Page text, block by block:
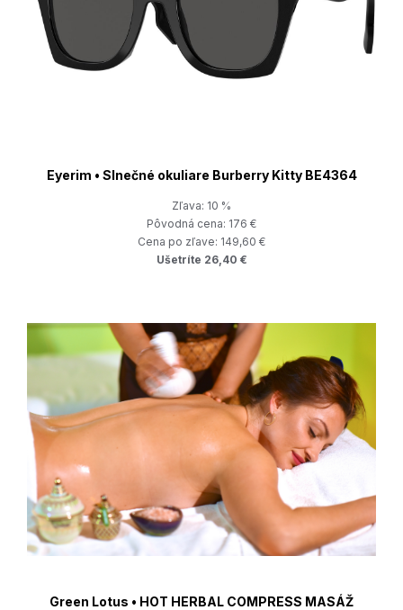
Eyerim • Slnečné okuliare Burberry Kitty BE4364
Zľava: 10 %
Pôvodná cena: 176 €
Cena po zľave: 149,60 €
Ušetríte 26,40 €
Green Lotus • HOT HERBAL COMPRESS MASÁŽ